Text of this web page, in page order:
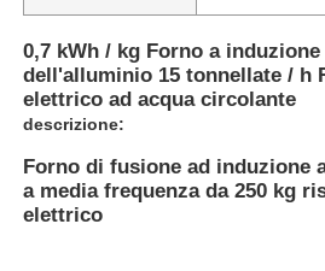
0,7 kWh / kg Forno a
dell'alluminio 15 tonnellate / h
elettrico ad acqua circolante
descrizione:
Forno di fusione ad induzione
a media frequenza da 250 kg
elettrico